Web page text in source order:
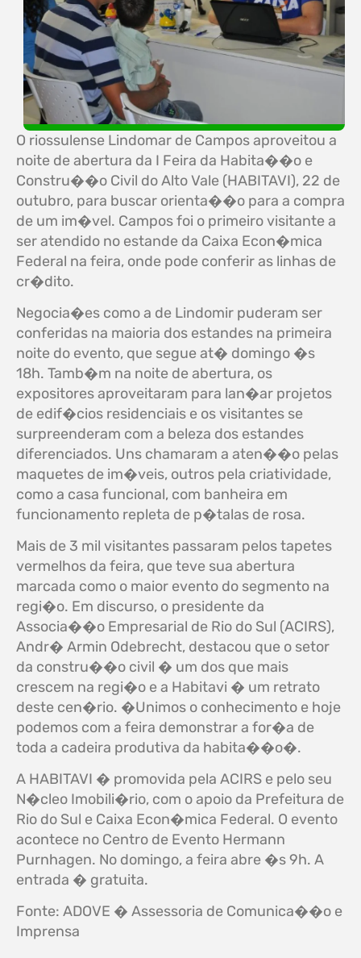
O riossulense Lindomar de Campos aproveitou a
noite de abertura da I Feira da Habita��o e
Constru��o Civil do Alto Vale (HABITAVI), 22 de
outubro, para buscar orienta��o para a compra
de um im�vel. Campos foi o primeiro visitante a
ser atendido no estande da Caixa Econ�mica
Federal na feira, onde pode conferir as linhas de
cr�dito.
Negocia�es como a de Lindomir puderam ser
conferidas na maioria dos estandes na primeira
noite do evento, que segue at� domingo �s
18h. Tamb�m na noite de abertura, os
expositores aproveitaram para lan�ar projetos
de edif�cios residenciais e os visitantes se
surpreenderam com a beleza dos estandes
diferenciados. Uns chamaram a aten��o pelas
maquetes de im�veis, outros pela criatividade,
como a casa funcional, com banheira em
funcionamento repleta de p�talas de rosa.
Mais de 3 mil visitantes passaram pelos tapetes
vermelhos da feira, que teve sua abertura
marcada como o maior evento do segmento na
regi�o. Em discurso, o presidente da
Associa��o Empresarial de Rio do Sul (ACIRS),
Andr� Armin Odebrecht, destacou que o setor
da constru��o civil � um dos que mais
crescem na regi�o e a Habitavi � um retrato
deste cen�rio. �Unimos o conhecimento e hoje
podemos com a feira demonstrar a for�a de
toda a cadeira produtiva da habita��o�.
A HABITAVI � promovida pela ACIRS e pelo seu
N�cleo Imobili�rio, com o apoio da Prefeitura de
Rio do Sul e Caixa Econ�mica Federal. O evento
acontece no Centro de Evento Hermann
Purnhagen. No domingo, a feira abre �s 9h. A
entrada � gratuita.
Fonte: ADOVE � Assessoria de Comunica��o e
Imprensa